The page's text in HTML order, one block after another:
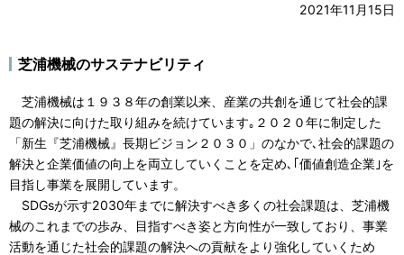
投資家の皆様へ
中期経営計画、長期ビジョン
コーポレート・ガバナンス
株主との対話を促進するための体制整備・取り組みに関する方針
ディスクロージャーポリシー
IRカレンダー
会社のリスク
採用情報
Global 日本語
English 中文
2021年11月15日
芝浦機械のサステナビリティ
芝浦機械は１９３８年の創業以来、産業の共創を通じて社会的課
題の解決に向けた取り組みを続けています｡２０２０年に制定した
「新生『芝浦機械』長期ビジョン２０３０」のなかで､社会的課題の
解決と企業価値の向上を両立していくことを定め､｢価値創造企業｣を
目指し事業を展開しています。
SDGsが示す2030年までに解決すべき多くの社会課題は、芝浦機
械のこれまでの歩み、目指すべき姿と方向性が一致しており、事業
活動を通じた社会的課題の解決への貢献をより強化していくため